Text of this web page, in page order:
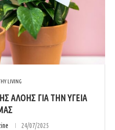
LIVING
ΑΛΌΗΣ ΓΙΑ ΤΗΝ ΥΓΕΊΑ
24/07/2025